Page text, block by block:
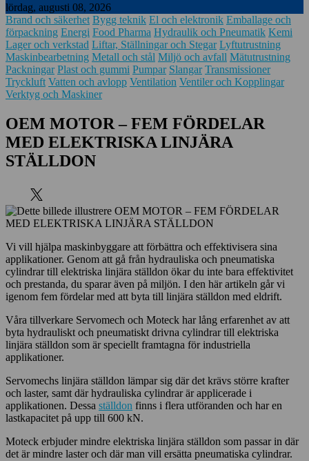
lördag, augusti 08, 2026
Brand och säkerhet Bygg teknik El och elektronik Emballage och
förpackning Energi Food Pharma Hydraulik och Pneumatik Kemi
Lager och verkstad Liftar, Ställningar och Stegar Lyftutrustning
Maskinbearbetning Metall och stål Miljö och avfall Mätutrustning
Packningar Plast och gummi Pumpar Slangar Transmissioner
Tryckluft Vatten och avlopp Ventilation Ventiler och Kopplingar
Verktyg och Maskiner
OEM MOTOR – FEM FÖRDELAR
MED ELEKTRISKA LINJÄRA
STÄLLDON
Vi vill hjälpa maskinbyggare att förbättra och effektivisera sina
applikationer. Genom att gå från hydrauliska och pneumatiska
cylindrar till elektriska linjära ställdon ökar du inte bara effektivitet
och prestanda, du sparar även på miljön. I den här artikeln går vi
igenom fem fördelar med att byta till linjära ställdon med eldrift.
Våra tillverkare Servomech och Moteck har lång erfarenhet av att
byta hydrauliskt och pneumatiskt drivna cylindrar till elektriska
linjära ställdon som är speciellt framtagna för industriella
applikationer.
Servomechs linjära ställdon lämpar sig där det krävs större krafter
och laster, samt där hydrauliska cylindrar är applicerade i
applikationen. Dessa ställdon finns i flera utföranden och har en
lastkapacitet på upp till 600 kN.
Moteck erbjuder mindre elektriska linjära ställdon som passar in där
det är mindre laster och där man vill ersätta pneumatiska cylindrar.